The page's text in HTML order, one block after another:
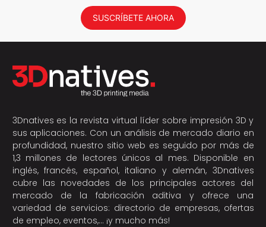
SUSCRÍBETE AHORA
3Dnatives es la revista virtual líder sobre impresión 3D y
sus aplicaciones. Con un análisis de mercado diario en
profundidad, nuestro sitio web es seguido por más de
1,3 millones de lectores únicos al mes. Disponible en
inglés, francés, español, italiano y alemán, 3Dnatives
cubre las novedades de los principales actores del
mercado de la fabricación aditiva y ofrece una
variedad de servicios: directorio de empresas, ofertas
de empleo, eventos,… ¡y mucho más!